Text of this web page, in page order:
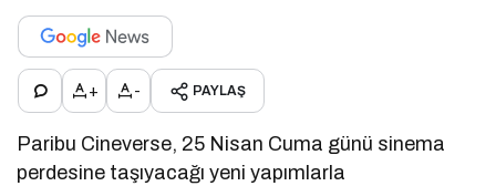
+ - PAYLAŞ
Paribu Cineverse, 25 Nisan Cuma günü sinema
perdesine taşıyacağı yeni yapımlarla